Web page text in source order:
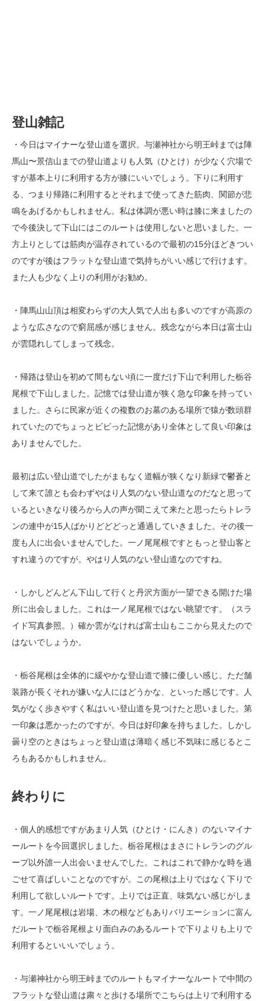
登山雑記
・今日はマイナーな登山道を選択。与瀬神社から明王峠までは陣
馬山〜景信山までの登山道よりも人気（ひとけ）が少なく穴場で
すが基本上りに利用する方が膝にいいでしょう。下りに利用す
る、つまり帰路に利用するとそれまで使ってきた筋肉、関節が悲
鳴をあげるかもしれません。私は体調が悪い時は膝に来ましたの
で今後決して下山にはこのルートは使用しないと思いました。一
方上りとしては筋肉が温存されているので最初の15分ほどきつい
のですが後はフラットな登山道で気持ちがいい感じで行けます。
また人も少なく上りの利用がお勧め。
・陣馬山山頂は相変わらずの大人気で人出も多いのですが高原の
ような広さなので窮屈感が感じません。残念ながら本日は富士山
が雲隠れしてしまって残念。
・帰路は登山を初めて間もない頃に一度だけ下山で利用した栃谷
尾根で下山しました。記憶では登山道が狭く急な印象を持ってい
ました。さらに民家が近くの複数のお墓のある場所で猿が数頭群
れていたのでちょっとビビった記憶があり全体として良い印象は
ありませんでした。
最初は広い登山道でしたがまもなく道幅が狭くなり新緑で鬱蒼と
して来て誰とも会わずやはり人気のない登山道なのだなと思って
いるといきなり後ろから人の声が聞こえて来たと思ったらトレラ
ンの連中が15人ばかりどどどっと通過していきました。その後一
度も人に出会いませんでした。一ノ尾尾根ですともっと登山客と
すれ違うのですが。やはり人気のない登山道なのですね。
・しかしどんどん下山して行くと丹沢方面が一望できる開けた場
所に出会しました。これは一ノ尾尾根ではない眺望です。（スラ
イド写真参照。）確か雲がなければ富士山もここから見えたので
はないでしょうか。
・栃谷尾根は全体的に緩やかな登山道で膝に優しい感じ。ただ舗
装路が長くそれが嫌いな人にはどうかな、といった感じです。人
気がなく歩きやすく私はいい登山道を見つけたと思いました。第
一印象は悪かったのですが。今日は好印象を持ちました。しかし
曇り空のときはちょっと登山道は薄暗く感じ不気味に感じるとこ
ろもあるかもしれません。
終わりに
・個人的感想ですがあまり人気（ひとけ・にんき）のないマイナ
ールートを今回選択しました。栃谷尾根はまさにトレランのグル
ープ以外誰一人出会いませんでした。これはこれで静かな時を過
ごせて喜ばしいことなのですが。この尾根は上りではなく下りで
利用して欲しいルートです。上りでは正直、味気ない感じがしま
す。一ノ尾尾根は岩場、木の根などもありバリエーションに富ん
だルートで栃谷尾根より面白みのあるルートで下りよりも上りで
利用するといいいでしょう。
・与瀬神社から明王峠までのルートもマイナーなルートで中間の
フラットな登山道は粛々と歩ける場所でこちらは上りで利用する